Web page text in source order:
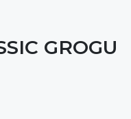
GROGU